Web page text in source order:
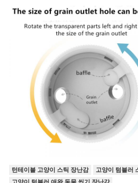
턴테이블 고양이 스틱 장난감
고양이 텀블러